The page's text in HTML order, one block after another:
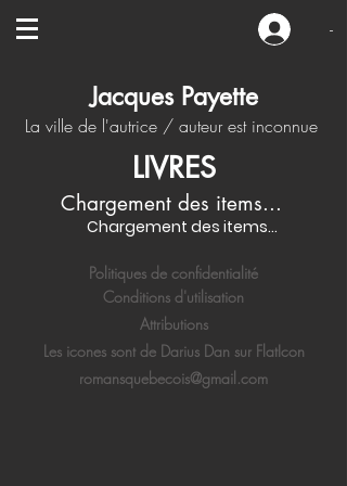
-
Jacques Payette
La ville de l'autrice / auteur est inconnue
LIVRES
Chargement des items...
Chargement des items...
Politiques de confidentialité
Conditions d'utilisation
Attributions
Les icones sont de Darius Dan sur FlatIcon
romansquebecois@gmail.com